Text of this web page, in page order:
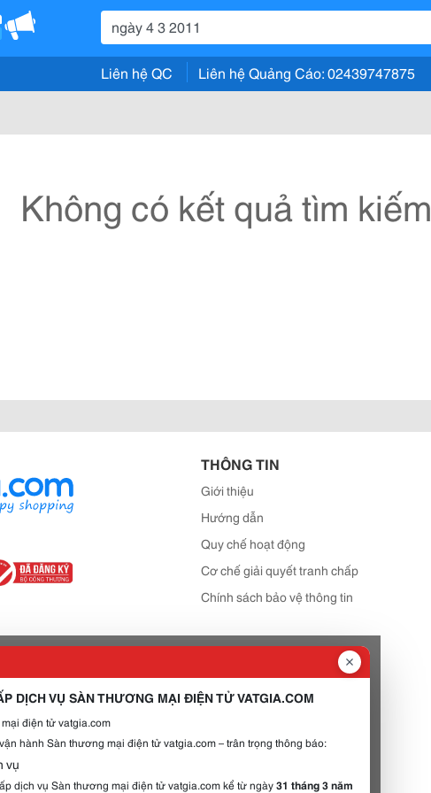
Liên hệ QC Liên hệ Quảng Cáo: 02439747875
Không có kết quả tìm kiếm
THÔNG TIN
Giới thiệu
Hướng dẫn
Quy chế hoạt động
Cơ chế giải quyết tranh chấp
Chính sách bảo vệ thông tin
DỊCH VỤ SÀN THƯƠNG MẠI ĐIỆN TỬ VATGIA.COM
điện tử vatgia.com
hành Sàn thương mại điện tử vatgia.com – trân trọng thông báo:
vụ
dịch vụ Sàn thương mại điện tử vatgia.com kể từ ngày31 tháng 3 năm